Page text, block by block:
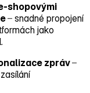
– snadné propojení
jako
zpráv–